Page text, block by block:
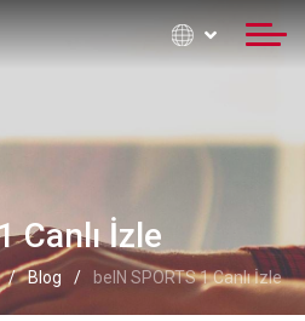
Canlı İzle
Blog beIN SPORTS 1 Canlı İzle